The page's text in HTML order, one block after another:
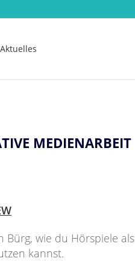
Aktuelles
MEDIENARBEIT
Bürg, wie du Hörspiele als
kannst.